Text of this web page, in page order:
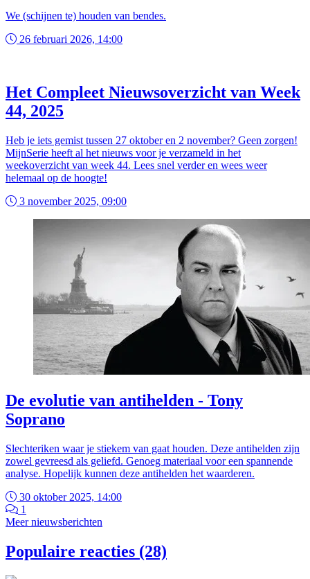
We (schijnen te) houden van bendes.
26 februari 2026, 14:00
Het Compleet Nieuwsoverzicht van Week
44, 2025
Heb je iets gemist tussen 27 oktober en 2 november? Geen zorgen!
MijnSerie heeft al het nieuws voor je verzameld in het
weekoverzicht van week 44. Lees snel verder en wees weer
helemaal op de hoogte!
3 november 2025, 09:00
De evolutie van antihelden - Tony
Soprano
Slechteriken waar je stiekem van gaat houden. Deze antihelden zijn
zowel gevreesd als geliefd. Genoeg materiaal voor een spannende
analyse. Hopelijk kunnen deze antihelden het waarderen.
30 oktober 2025, 14:00
1
Meer nieuwsberichten
Populaire reacties (28)